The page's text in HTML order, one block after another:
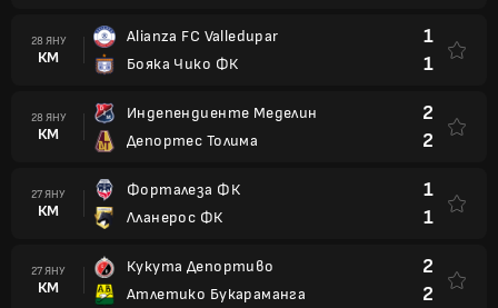
28 ЯНУ
КМ
Alianza FC Valledupar
Бояка Чико ФК
1
1
28 ЯНУ
КМ
Индепендиенте Меделин
Депортес Толима
2
2
27 ЯНУ
КМ
Форталеза ФК
Лланерос ФК
1
1
27 ЯНУ
КМ
Кукута Депортиво
Атлетико Букараманга
2
2